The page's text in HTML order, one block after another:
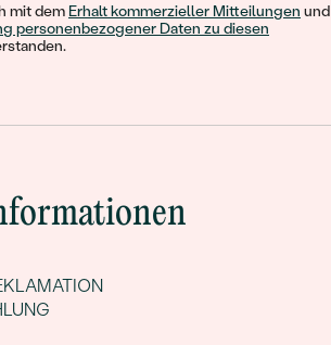
mit dem Erhalt kommerzieller Mitteilungen und
personenbezogener Daten zu diesen